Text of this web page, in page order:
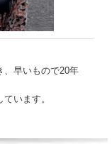
、早いもので20年
います。